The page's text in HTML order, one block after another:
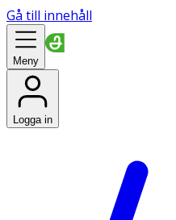
Gå till innehåll
Meny
Logga in